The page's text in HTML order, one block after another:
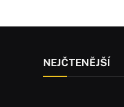
NEJČTENĚJŠÍ